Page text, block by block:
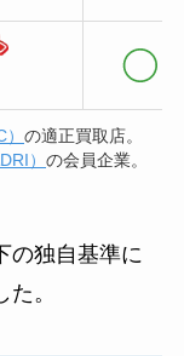
の適正買取店。
） の会員企業。
の独自基準に
。